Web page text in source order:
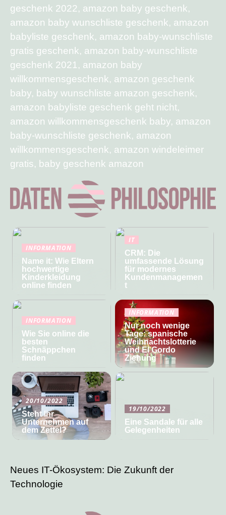
geschenk 2022, amazon baby geschenk,
amazon baby wunschliste geschenk, amazon
babyliste geschenk, amazon baby-wunschliste
gratis geschenk, amazon baby-wunschliste
geschenk 2021, amazon baby
willkommensgeschenk, amazon geschenk
baby, baby wunschliste amazon geschenk,
amazon babyliste geschenk geht nicht,
amazon willkommensgeschenk baby, amazon
baby-wunschliste geschenk, amazon
willkommensgeschenk, amazon windeleimer
gratis, baby geschenk amazon
INFORMATION
Name it: Wie Eltern
hochwertige
Kinderkleidung
online finden
IT
CRM: Die
umfassende Lösung
für modernes
Kundenmanagemen
t
INFORMATION
Wie Sie online die
besten
Schnäppchen
finden
INFORMATION
Nur noch wenige
Tage: spanische
Weihnachtslotterie
und El Gordo
Ziehung
20/10/2022
Steht Ihr
Unternehmen auf
dem Zettel?
19/10/2022
Eine Sandale für alle
Gelegenheiten
Neues IT-Ökosystem: Die Zukunft der
Technologie